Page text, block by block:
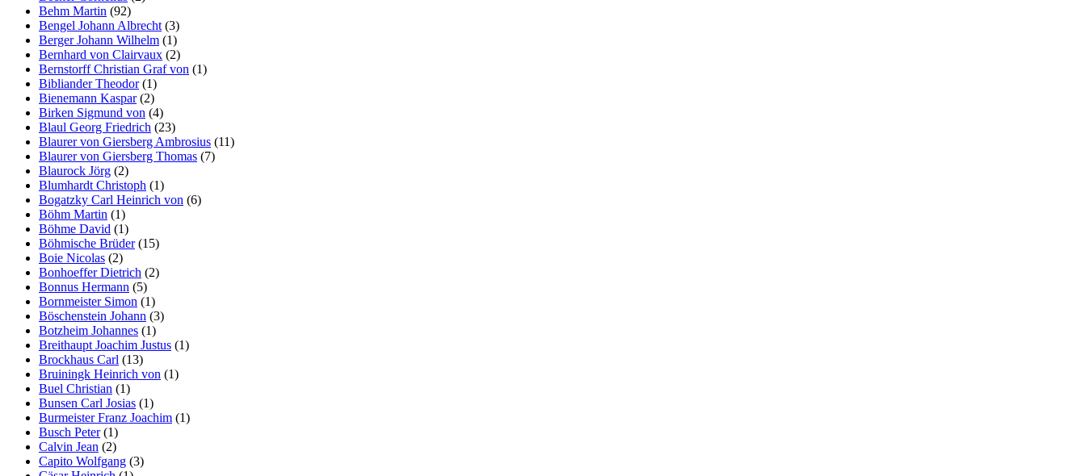
Behm Martin (92)
Bengel Johann Albrecht (3)
Berger Johann Wilhelm (1)
Bernhard von Clairvaux (2)
Bernstorff Christian Graf von (1)
Bibliander Theodor(1)
Bienemann Kaspar(2)
Birken Sigmund von (4)
Blaul Georg Friedrich (23)
Blaurer von Giersberg Ambrosius (11)
Blaurer von Giersberg Thomas (7)
Blaurock Jörg (2)
Blumhardt Christoph (1)
Bogatzky Carl Heinrich von (6)
Böhm Martin (1)
Böhme David (1)
Böhmische Brüder(15)
Boie Nicolas (2)
Bonhoeffer Dietrich (2)
Bonnus Hermann (5)
Bornmeister Simon (1)
Böschenstein Johann (3)
Botzheim Johannes (1)
Breithaupt Joachim Justus (1)
Brockhaus Carl (13)
Bruiningk Heinrich von (1)
Buel Christian (1)
Bunsen Carl Josias (1)
Burmeister Franz Joachim (1)
Busch Peter(1)
Calvin Jean (2)
Capito Wolfgang (3)